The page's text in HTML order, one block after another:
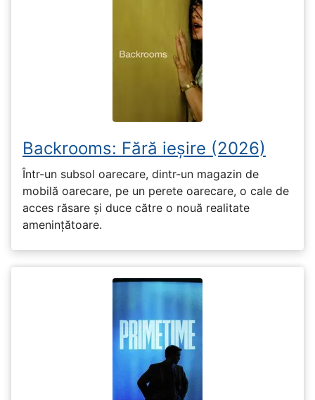
Backrooms: Fără ieșire (2026)
Într-un subsol oarecare, dintr-un magazin de
mobilă oarecare, pe un perete oarecare, o cale de
acces răsare și duce către o nouă realitate
amenințătoare.